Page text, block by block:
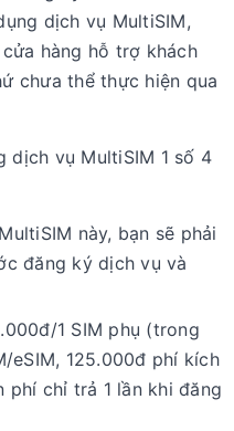
dịch vụ MultiSIM,
hàng hỗ trợ khách
chưa thể thực hiện qua
dịch vụ MultiSIM 1 số 4
này, bạn sẽ phải
đăng ký dịch vụ và
1 SIM phụ (trong
eSIM, 125.000đ phí kích
phí chỉ trả 1 lần khi đăng